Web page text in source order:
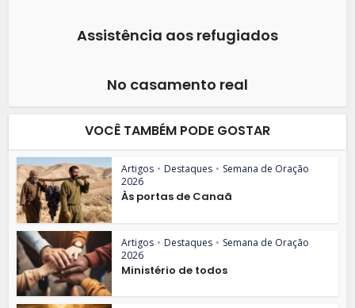
Assistência aos refugiados
No casamento real
VOCÊ TAMBÉM PODE GOSTAR
Artigos • Destaques • Semana de Oração
2026
Às portas de Canaã
Artigos • Destaques • Semana de Oração
2026
Ministério de todos